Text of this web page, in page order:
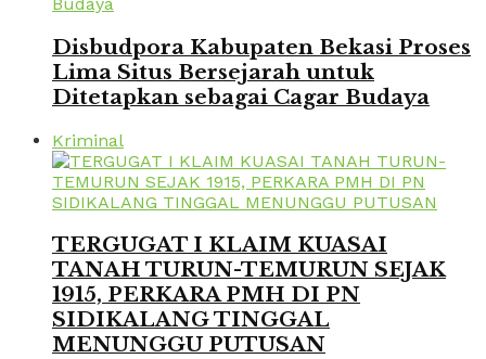
Disbudpora Kabupaten Bekasi Proses
Lima Situs Bersejarah untuk
Ditetapkan sebagai Cagar Budaya
Kriminal
TERGUGAT I KLAIM KUASAI
TANAH TURUN-TEMURUN SEJAK
1915, PERKARA PMH DI PN
SIDIKALANG TINGGAL
MENUNGGU PUTUSAN